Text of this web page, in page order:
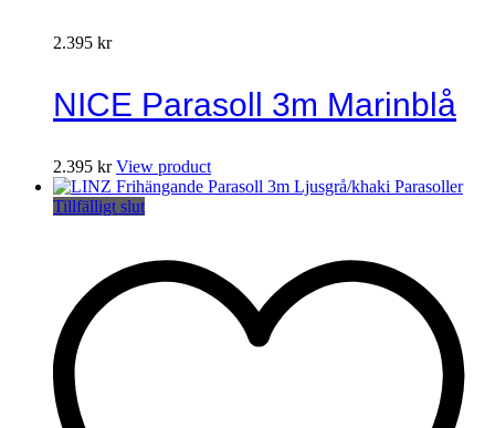
2.395 kr
NICE Parasoll 3m Marinblå
2.395 kr View product
Tillfälligt slut